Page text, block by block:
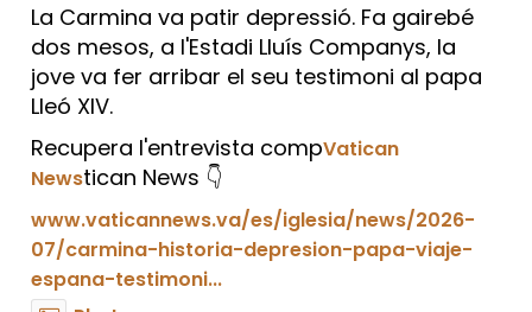
La Carmina va patir depressió. Fa gairebé
dos mesos, a l'Estadi Lluís Companys, la
jove va fer arribar el seu testimoni al papa
Lleó XIV.
Recupera l'entrevista compVatican
Newstican News 👇
www.vaticannews.va/es/iglesia/news/2026-
07/carmina-historia-depresion-papa-viaje-
espana-testimoni...